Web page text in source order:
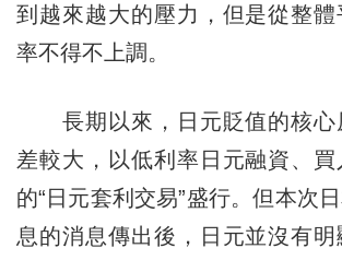
到越來越大的壓力，但是從整體
率不得不上調。
長期以來，日元貶值的核心
差較大，以低利率日元融資、
的“日元套利交易”盛行。但本次
息的消息傳出後，日元並沒有明